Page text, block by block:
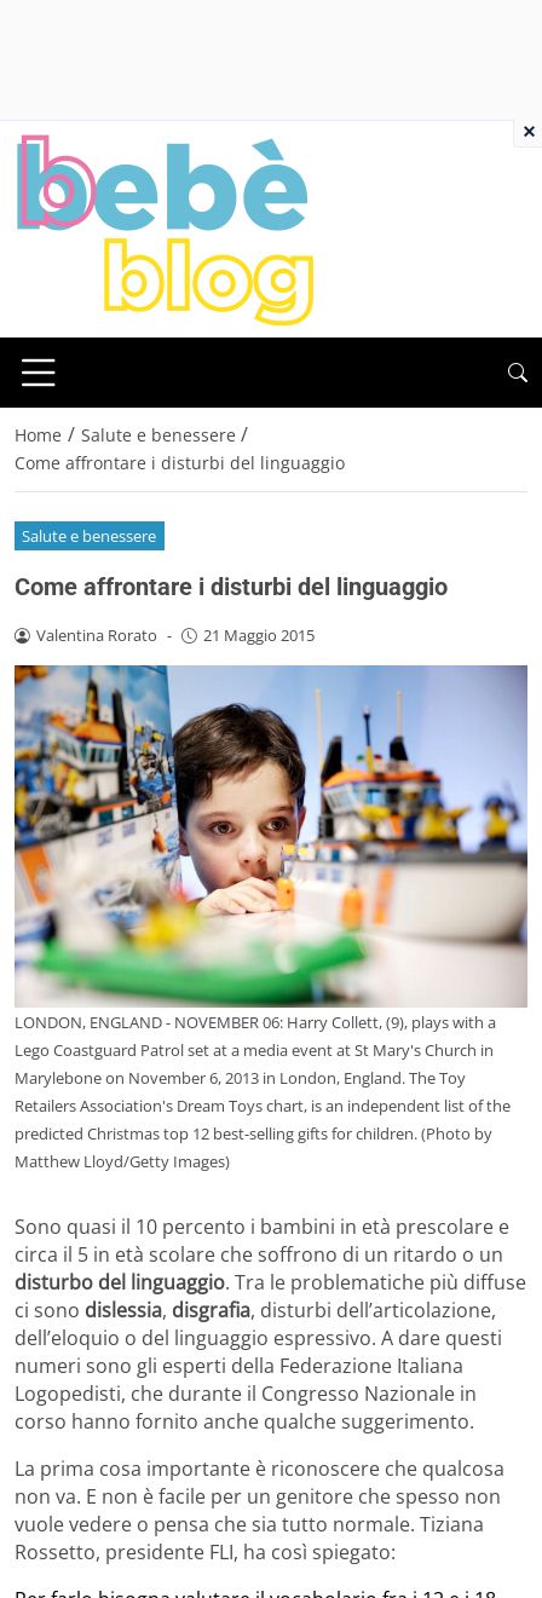
Home / Salute e benessere /
Come affrontare i disturbi del linguaggio
Salute e benessere
Come affrontare i disturbi del linguaggio
Valentina Rorato - 21 Maggio 2015
LONDON, ENGLAND - NOVEMBER 06: Harry Collett, (9), plays with a
Lego Coastguard Patrol set at a media event at St Mary's Church in
Marylebone on November 6, 2013 in London, England. The Toy
Retailers Association's Dream Toys chart, is an independent list of the
predicted Christmas top 12 best-selling gifts for children. (Photo by
Matthew Lloyd/Getty Images)
Sono quasi il 10 percento i bambini in età prescolare e
circa il 5 in età scolare che soffrono di un ritardo o un
disturbo del linguaggio. Tra le problematiche più diffuse
ci sono dislessia, disgrafia, disturbi dell’articolazione,
dell’eloquio o del linguaggio espressivo. A dare questi
numeri sono gli esperti della Federazione Italiana
Logopedisti, che durante il Congresso Nazionale in
corso hanno fornito anche qualche suggerimento.
La prima cosa importante è riconoscere che qualcosa
non va. E non è facile per un genitore che spesso non
vuole vedere o pensa che sia tutto normale. Tiziana
Rossetto, presidente FLI, ha così spiegato:
×